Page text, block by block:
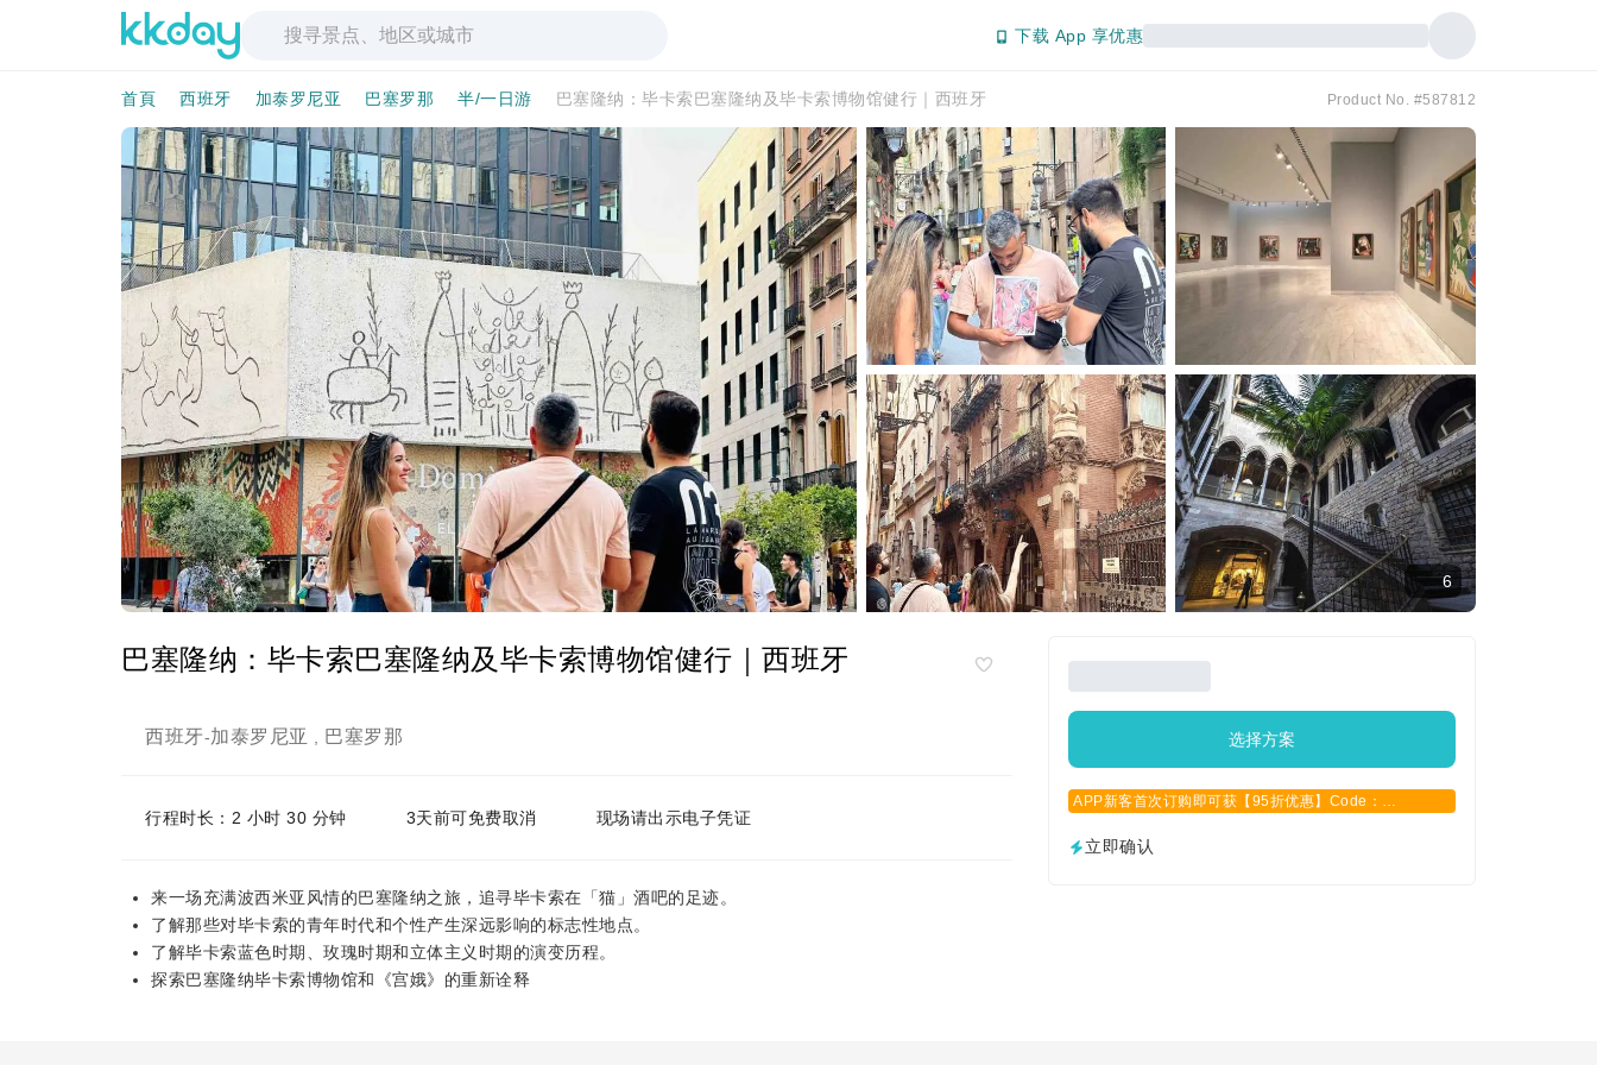
下载 App 享优惠
首頁 西班牙 加泰罗尼亚 巴塞罗那 半/一日游 巴塞隆纳：毕卡索巴塞隆纳及毕卡索博物馆健行｜西班牙 Product No. #587812
6
巴塞隆纳：毕卡索巴塞隆纳及毕卡索博物馆健行｜西班牙
西班牙-加泰罗尼亚 巴塞罗那
行程时长：2 小时 30 分钟 3天前可免费取消 现场请出示电子凭证
来一场充满波西米亚风情的巴塞隆纳之旅，追寻毕卡索在「猫」酒吧的足迹。
了解那些对毕卡索的青年时代和个性产生深远影响的标志性地点。
了解毕卡索蓝色时期、玫瑰时期和立体主义时期的演变历程。
探索巴塞隆纳毕卡索博物馆和《宫娥》的重新诠释
选择方案
APP新客首次订购即可获【95折优惠】Code：
立即确认